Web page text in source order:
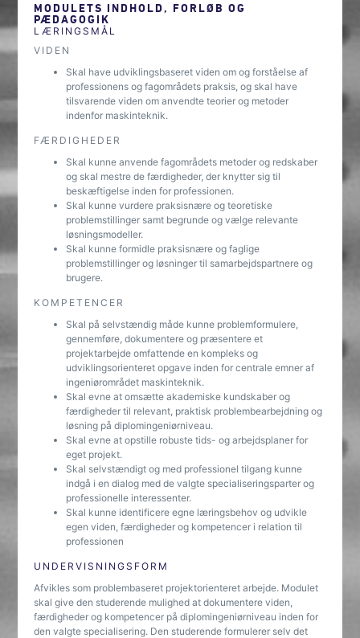
MODULETS INDHOLD, FORLØB OG
PÆDAGOGIK
LÆRINGSMÅL
VIDEN
Skal have udviklingsbaseret viden om og forståelse af
professionens og fagområdets praksis, og skal have
tilsvarende viden om anvendte teorier og metoder
indenfor maskinteknik.
FÆRDIGHEDER
Skal kunne anvende fagområdets metoder og redskaber
og skal mestre de færdigheder, der knytter sig til
beskæftigelse inden for professionen.
Skal kunne vurdere praksisnære og teoretiske
problemstillinger samt begrunde og vælge relevante
løsningsmodeller.
Skal kunne formidle praksisnære og faglige
problemstillinger og løsninger til samarbejdspartnere og
brugere.
KOMPETENCER
Skal på selvstændig måde kunne problemformulere,
gennemføre, dokumentere og præsentere et
projektarbejde omfattende en kompleks og
udviklingsorienteret opgave inden for centrale emner af
ingeniørområdet maskinteknik.
Skal evne at omsætte akademiske kundskaber og
færdigheder til relevant, praktisk problembearbejdning og
løsning på diplomingeniørniveau.
Skal evne at opstille robuste tids- og arbejdsplaner for
eget projekt.
Skal selvstændigt og med professionel tilgang kunne
indgå i en dialog med de valgte specialiseringsparter og
professionelle interessenter.
Skal kunne identificere egne læringsbehov og udvikle
egen viden, færdigheder og kompetencer i relation til
professionen
UNDERVISNINGSFORM
Afvikles som problembaseret projektorienteret arbejde. Modulet
skal give den studerende mulighed at dokumentere viden,
færdigheder og kompetencer på diplomingeniørniveau inden for
den valgte specialisering. Den studerende formulerer selv det